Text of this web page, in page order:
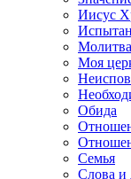
Иисус
Молитва
Моя
Обида
Семья
Слова и